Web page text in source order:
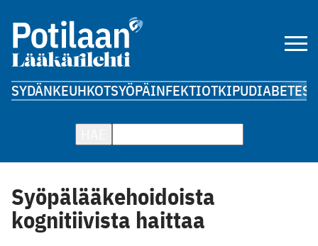
SYDÄNKEUHKOTSYÖPÄINFEKTIOTKIPUDIABETES
Syöpälääkehoidoista
kognitiivista haittaa